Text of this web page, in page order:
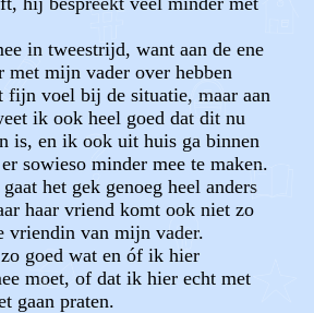
in tweestrijd, want aan de ene
mijn vader over hebben
fijn voel bij de situatie, maar aan
ik ook heel goed dat dit nu
is, en ik ook uit huis ga binnen
sowieso minder mee te maken.
het gek genoeg heel anders
haar vriend komt ook niet zo
vriendin van mijn vader.
goed wat en óf ik hier
moet, of dat ik hier echt met
gaan praten.